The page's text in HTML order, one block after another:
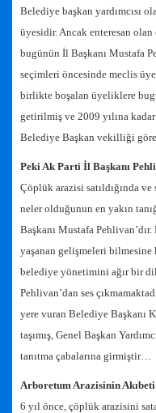
Belediye başkan yardımcısı
üyesidir. Ancak enteresan
bugünün İl Başkanı Mustafa
seçimleri öncesinde meclis
birlikte boşalan üyeliklere
getirilmiş ve 2009 yılına
Belediye Başkan vekilliği
Peki Ak Parti İl Başkanı
Çöplük arazisi satıldığında
neler olduğunun en yakın
Başkanı Mustafa
yaşanan gelişmeleri bilmesine
belediye yönetimini ağır bir
Pehlivan’dan ses
yere vuran Belediye Başkanı
taşımış, Genel Başkan
tanıtma çabalarına girmiştir…
Arboretum Arazisinin
6 yıl önce, çöplük arazisini